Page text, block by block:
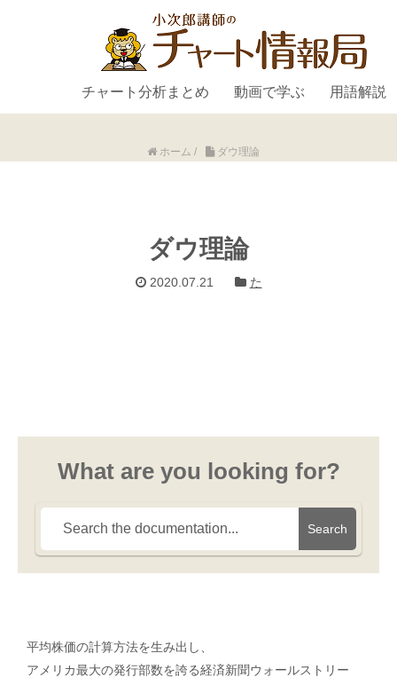
チャート分析まとめ 動画で学ぶ 用語解説
ホーム / ダウ理論
ダウ理論
2020.07.21 た
What are you looking for?
Search
平均株価の計算方法を生み出し、
アメリカ最大の発行部数を誇る経済新聞ウォールストリー